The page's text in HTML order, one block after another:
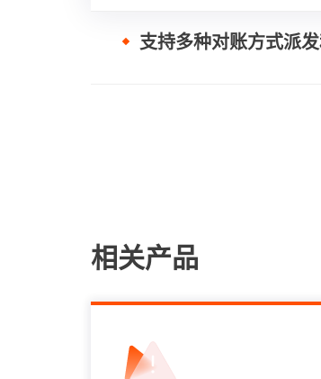
支持多种对账方式派
相关产品